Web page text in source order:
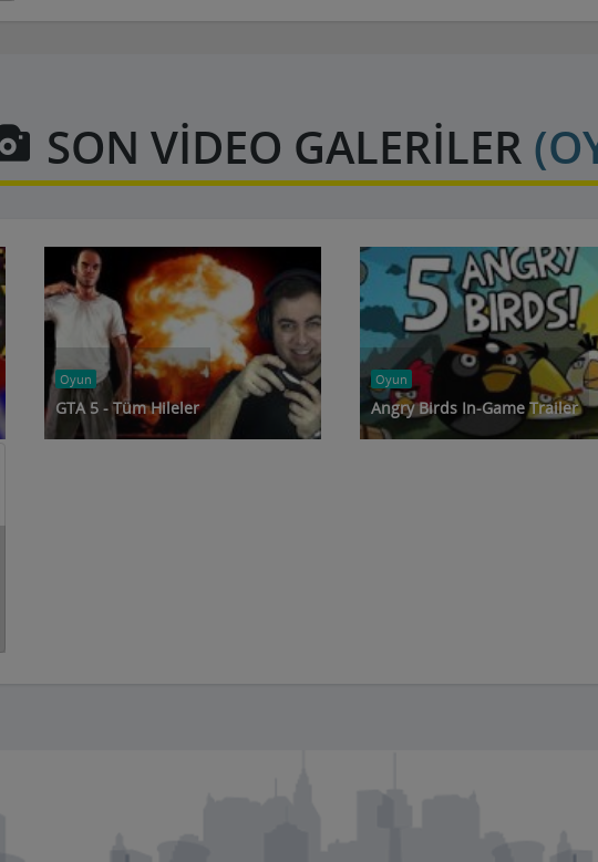
SON VİDEO GALERİLER
Oyun
GTA 5 - Tüm Hileler
Oyun
Angry Birds In-Game Trailer